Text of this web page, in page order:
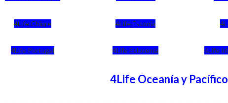
4Life Chipre 4Life Estonia
4Life Portugal 4Life Eslovenia 4Life
4Life Oceanía y